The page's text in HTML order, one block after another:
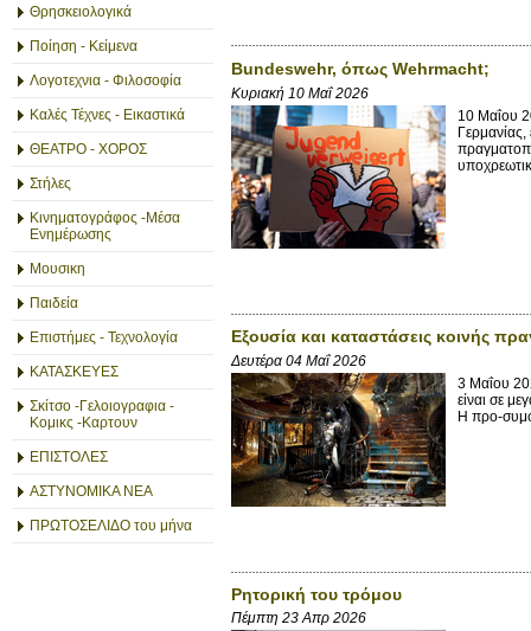
Θρησκειολογικά
Ποίηση - Κείμενα
Λογοτεχνια - Φιλοσοφία
Καλές Τέχνες - Εικαστικά
ΘΕΑΤΡΟ - ΧΟΡΟΣ
Στήλες
Κινηματογράφος -Μέσα
Ενημέρωσης
Μουσικη
Παιδεία
Επιστήμες - Τεχνολογία
ΚΑΤΑΣΚΕΥΕΣ
Σκίτσο -Γελοιογραφια -
Κομικς -Καρτουν
ΕΠΙΣΤΟΛΕΣ
ΑΣΤΥΝΟΜΙΚΑ ΝΕΑ
ΠΡΩΤΟΣΕΛΙΔΟ του μήνα
Bundeswehr, όπως Wehrmacht;
Κυριακή 10 Μαΐ 2026
10 Μαΐου
Εξουσία και καταστάσεις κοινής
Δευτέρα 04 Μαΐ 2026
3 Μαΐου
είναι σε
Η προ-
Ρητορική του τρόμου
Πέμπτη 23 Απρ 2026